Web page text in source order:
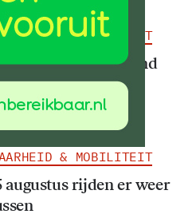
& MOBILITEIT
N34 meer dan maand
vanwege
& MOBILITEIT
augustus rijden er weer